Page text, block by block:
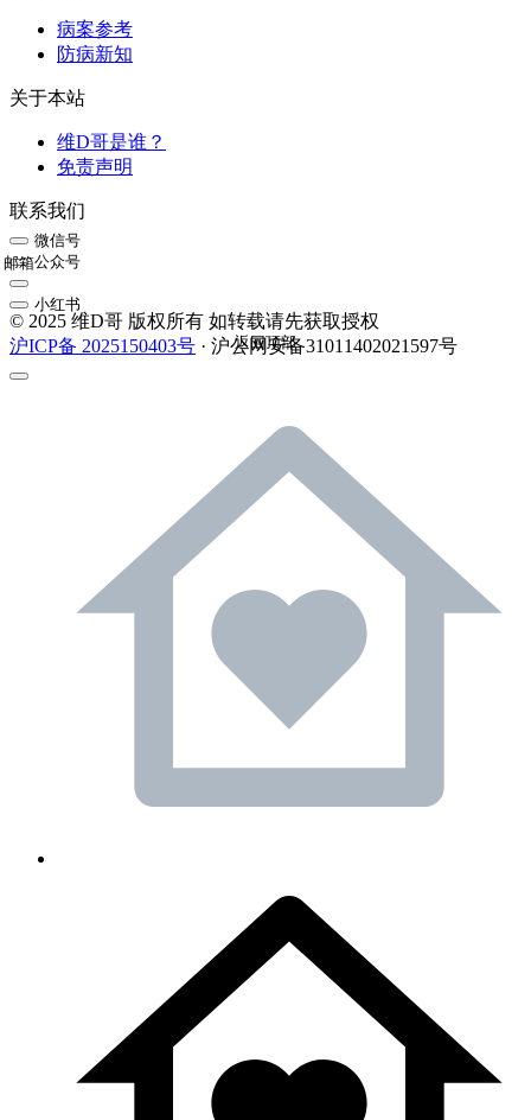
病案参考
防病新知
关于本站
维D哥是谁？
免责声明
联系我们
微信号
公众号
邮箱
小红书
© 2025 维D哥 版权所有 如转载请先获取授权
沪ICP备 2025150403号 · 沪公网安备31011402021597号
返回顶部